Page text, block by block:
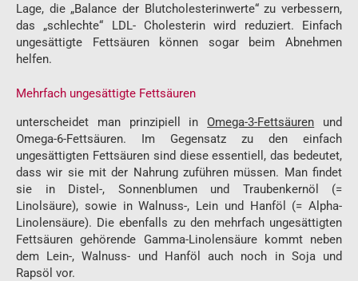
Lage, die „Balance der Blutcholesterinwerte“ zu verbessern,
das „schlechte“ LDL- Cholesterin wird reduziert. Einfach
ungesättigte Fettsäuren können sogar beim Abnehmen
helfen.
Mehrfach ungesättigte Fettsäuren
unterscheidet man prinzipiell in Omega-3-Fettsäuren und
Omega-6-Fettsäuren. Im Gegensatz zu den einfach
ungesättigten Fettsäuren sind diese essentiell, das bedeutet,
dass wir sie mit der Nahrung zuführen müssen. Man findet
sie in Distel-, Sonnenblumen und Traubenkernöl (=
Linolsäure), sowie in Walnuss-, Lein und Hanföl (= Alpha-
Linolensäure). Die ebenfalls zu den mehrfach ungesättigten
Fettsäuren gehörende Gamma-Linolensäure kommt neben
dem Lein-, Walnuss- und Hanföl auch noch in Soja und
Rapsöl vor.